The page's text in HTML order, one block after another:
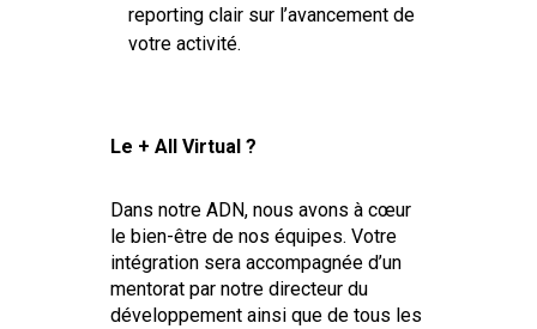
reporting clair sur l’avancement de
votre activité.
Le + All Virtual ?
Dans notre ADN, nous avons à cœur
le bien-être de nos équipes. Votre
intégration sera accompagnée d’un
mentorat par notre directeur du
développement ainsi que de tous les